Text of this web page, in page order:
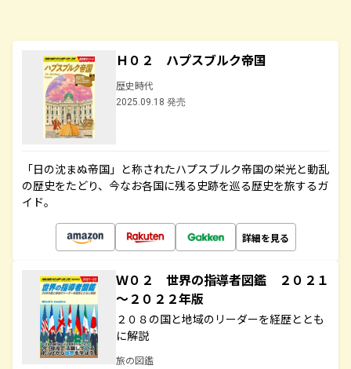
Ｈ０２ ハプスブルク帝国
歴史時代
2025.09.18 発売
「日の沈まぬ帝国」と称されたハプスブルク帝国の栄光と動乱
の歴史をたどり、今なお各国に残る史跡を巡る歴史を旅するガ
イド。
詳細を見る
Ｗ０２ 世界の指導者図鑑 ２０２１
～２０２２年版
２０８の国と地域のリーダーを経歴ととも
に解説
旅の図鑑